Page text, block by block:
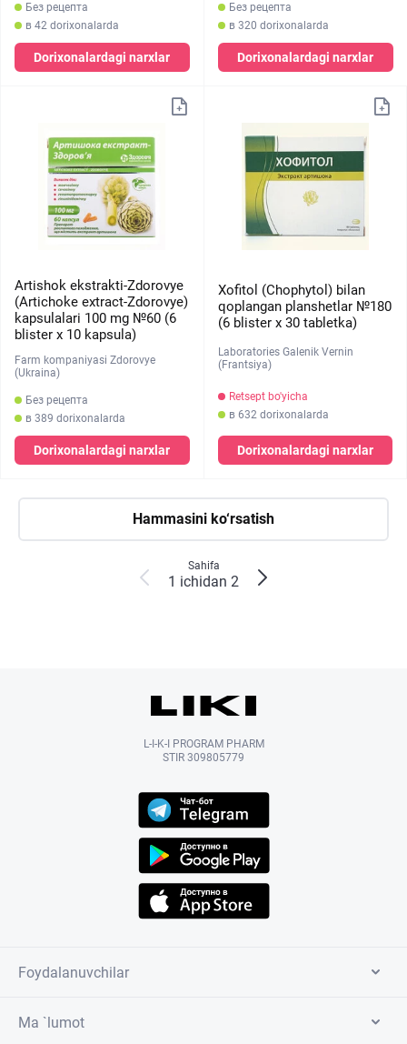
Без рецепта
в 42 dorixonalarda
Dorixonalardagi narxlar
Без рецепта
в 320 dorixonalarda
Dorixonalardagi narxlar
Artishok ekstrakti-Zdorovye
(Artichoke extract-Zdorovye)
kapsulalari 100 mg №60 (6
blister х 10 kapsula)
Farm kompaniyasi Zdorovye
(Ukraina)
Без рецепта
в 389 dorixonalarda
Dorixonalardagi narxlar
Xofitol (Chophytol) bilan
qoplangan planshetlar №180
(6 blister х 30 tabletka)
Laboratories Galenik Vernin
(Frantsiya)
Retsept bo'yicha
в 632 dorixonalarda
Dorixonalardagi narxlar
Hammasini ko‘rsatish
Sahifa
1 ichidan 2
L-I-K-I PROGRAM PHARM
STIR 309805779
Foydalanuvchilar
Ma `lumot